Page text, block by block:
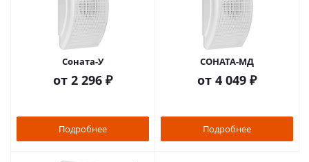
Соната-У
от 2 296 ₽
Подробнее
СОНАТА-МД
от 4 049 ₽
Подробнее